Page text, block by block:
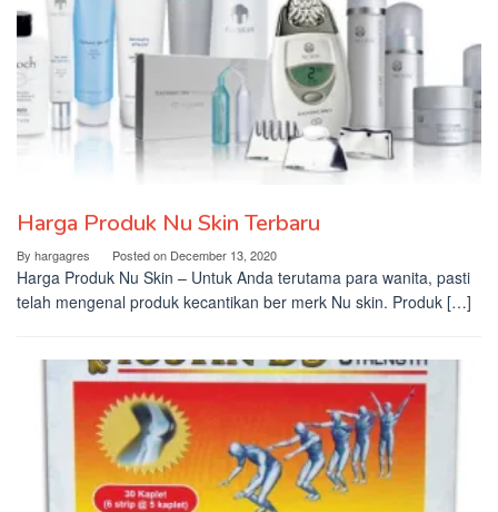
Harga Produk Nu Skin Terbaru
By hargagres Posted on December 13, 2020
Harga Produk Nu Skin – Untuk Anda terutama para wanita, pasti
telah mengenal produk kecantikan ber merk Nu skin. Produk […]